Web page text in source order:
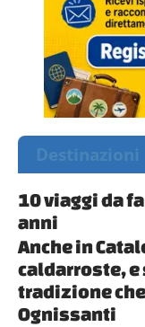
Destinazioni
10 viaggi da
anni
Anche in
caldarroste,
tradizione
Ognissanti